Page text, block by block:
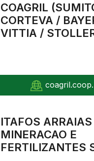
COAGRIL
CORTEVA /
VITTIA /
ITAFOS ARRAIAS
MINERACAO E
FERTILIZANTES